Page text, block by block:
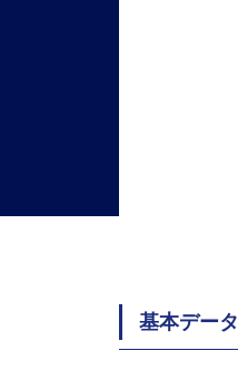
基本データ